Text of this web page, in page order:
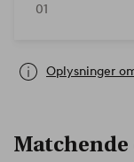
01
Oplysninger
Matchende